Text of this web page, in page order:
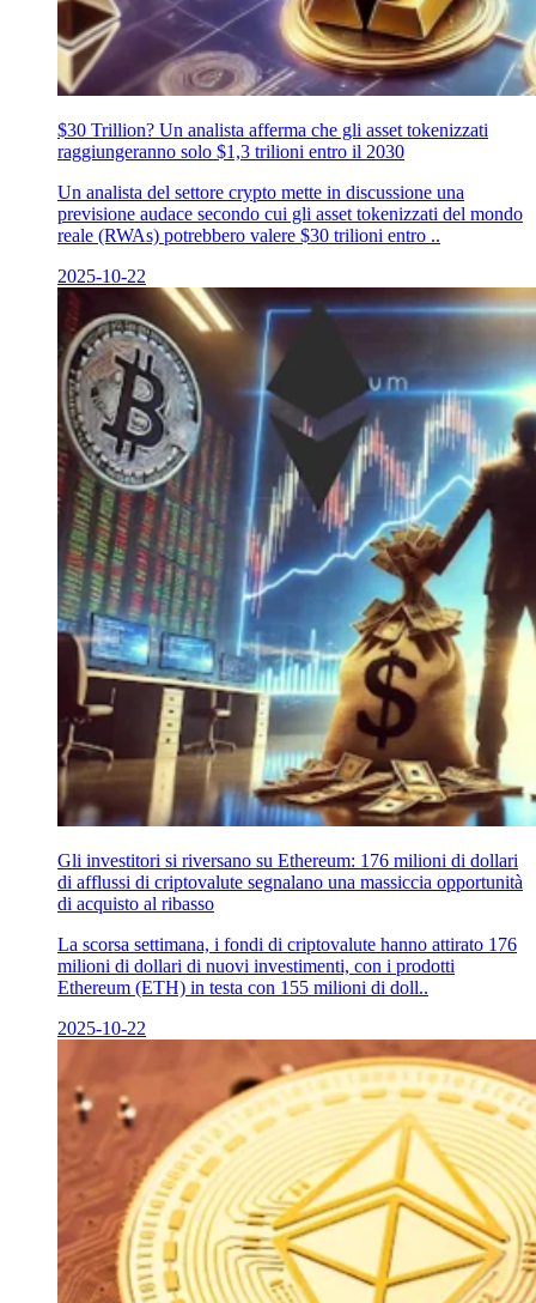
$30 Trillion? Un analista afferma che gli asset tokenizzati
raggiungeranno solo $1,3 trilioni entro il 2030
Un analista del settore crypto mette in discussione una
previsione audace secondo cui gli asset tokenizzati del mondo
reale (RWAs) potrebbero valere $30 trilioni entro ..
2025-10-22
Gli investitori si riversano su Ethereum: 176 milioni di dollari
di afflussi di criptovalute segnalano una massiccia opportunità
di acquisto al ribasso
La scorsa settimana, i fondi di criptovalute hanno attirato 176
milioni di dollari di nuovi investimenti, con i prodotti
Ethereum (ETH) in testa con 155 milioni di doll..
2025-10-22